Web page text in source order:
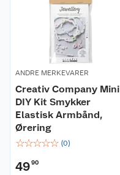
ANDRE MERKEVARER
Creativ Company Mini
DIY Kit Smykker
Elastisk Armbånd,
Ørering
☆☆☆☆☆ (0)
4990
Nyheter
Våre butikker
Våre merkevarer
Coop kjeder
Ledige stillinger
Angre- og returrett
Reklamasjon og garanti
Ofte stilte spørsmål
Betalingsalternativer
Leveringsalternativer
Åpent kjøp